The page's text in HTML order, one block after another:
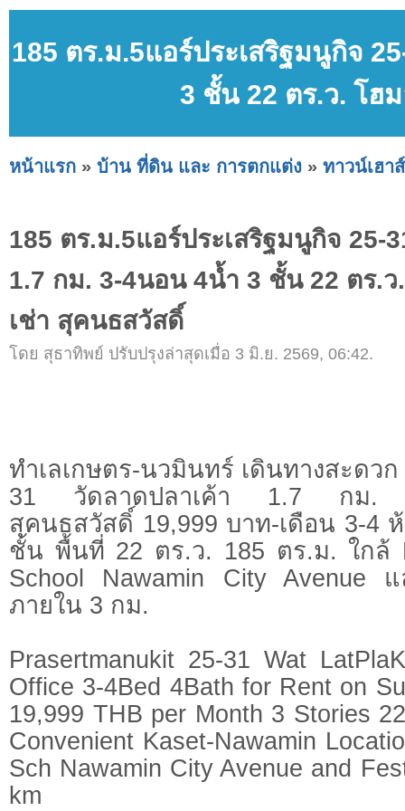
185 ตร.ม.5แอร์ประเสริฐมนูกิจ
3 ชั้น 22 ตร.ว. โฮ
หน้าแรก » บ้าน ที่ดิน และ การตกแต่ง » ทาวน์เฮาส์
185 ตร.ม.5แอร์ประเสริฐมนูกิจ 25-
1.7 กม. 3-4นอน 4น้ำ 3 ชั้น 22 ตร.
เช่า สุคนธสวัสดิ์
โดย สุธาทิพย์ ปรับปรุงล่าสุดเมื่อ 3 มิ.ย. 2569, 06:42.
ทำเลเกษตร-นวมินทร์ เดินทางสะดว
31 วัดลาดปลาเค้า 1.7 กม. โ
สุคนธสวัสดิ์ 19,999 บาท-เดือน 3-4
ชั้น พื้นที่ 22 ตร.ว. 185 ตร.ม. ใกล้
School Nawamin City Avenue
ภายใน 3 กม.
Prasertmanukit 25-31 Wat
Office 3-4Bed 4Bath for Rent on
19,999 THB per Month 3 Stories
Convenient Kaset-Nawamin
Sch Nawamin City Avenue and
km